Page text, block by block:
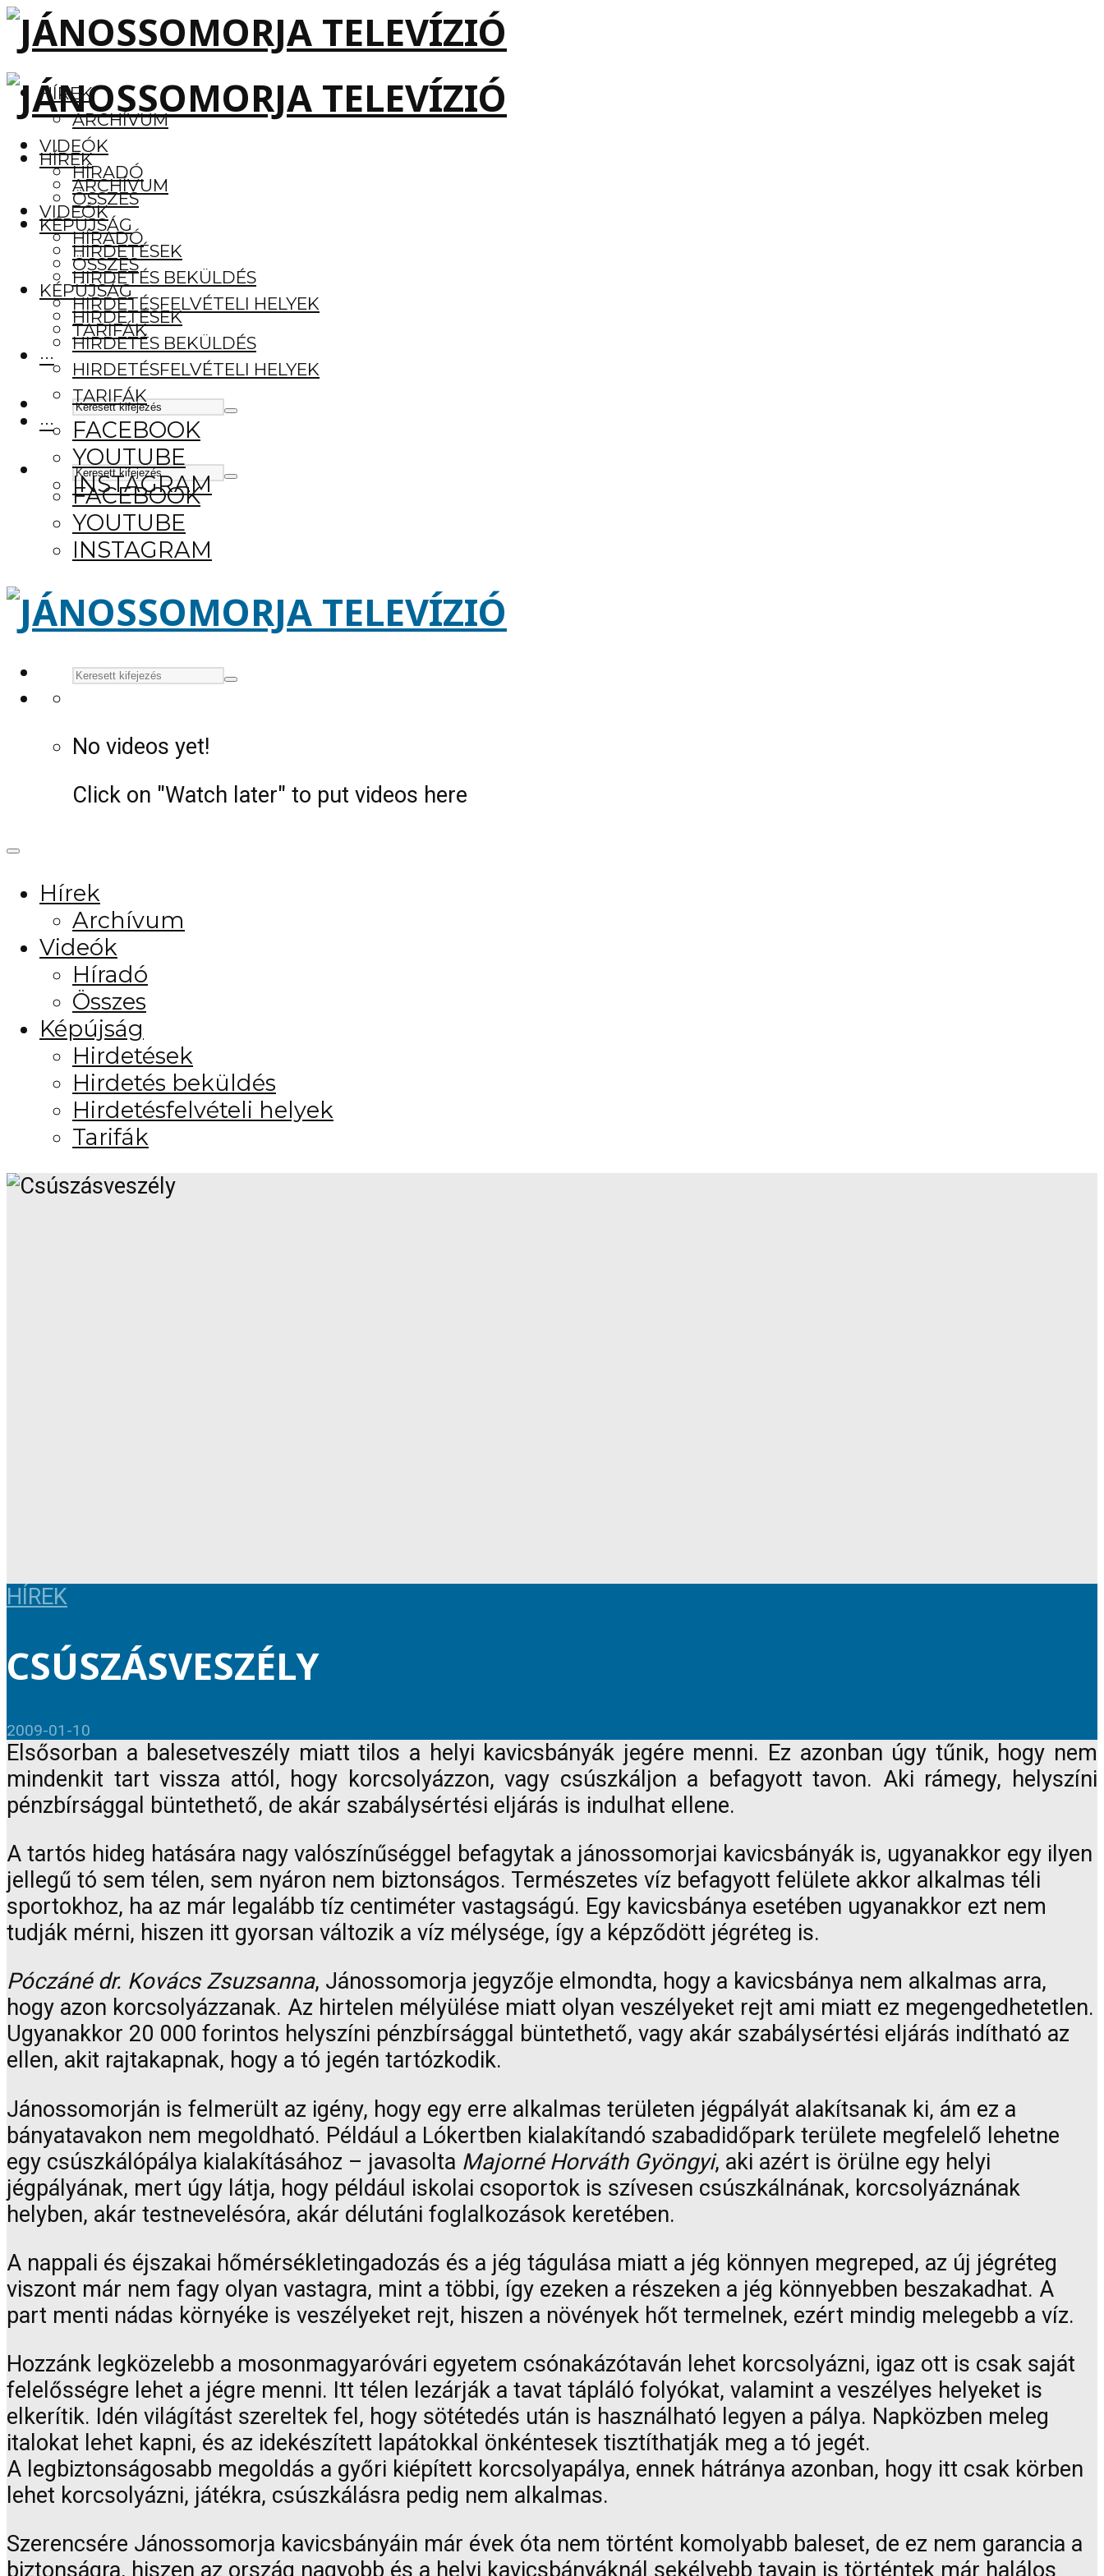
HÍREK
ARCHÍVUM
VIDEÓK
HÍRADÓ
ÖSSZES
KÉPÚJSÁG
HIRDETÉSEK
HIRDETÉS BEKÜLDÉS
HIRDETÉSFELVÉTELI HELYEK
TARIFÁK
···
FACEBOOK
YOUTUBE
INSTAGRAM
HÍREK
ARCHÍVUM
VIDEÓK
HÍRADÓ
ÖSSZES
KÉPÚJSÁG
HIRDETÉSEK
HIRDETÉS BEKÜLDÉS
HIRDETÉSFELVÉTELI HELYEK
TARIFÁK
···
FACEBOOK
YOUTUBE
INSTAGRAM
No videos yet!
Click on "Watch later" to put videos here
Hírek
Archívum
Videók
Híradó
Összes
Képújság
Hirdetések
Hirdetés beküldés
Hirdetésfelvételi helyek
Tarifák
HÍREK
CSÚSZÁSVESZÉLY
2009-01-10
Elsősorban a balesetveszély miatt tilos a helyi kavicsbányák jegére menni. Ez azonban úgy tűnik, hogy nem
mindenkit tart vissza attól, hogy korcsolyázzon, vagy csúszkáljon a befagyott tavon. Aki rámegy, helyszíni
pénzbírsággal büntethető, de akár szabálysértési eljárás is indulhat ellene.
A tartós hideg hatására nagy valószínűséggel befagytak a jánossomorjai kavicsbányák is, ugyanakkor egy ilyen
jellegű tó sem télen, sem nyáron nem biztonságos. Természetes víz befagyott felülete akkor alkalmas téli
sportokhoz, ha az már legalább tíz centiméter vastagságú. Egy kavicsbánya esetében ugyanakkor ezt nem
tudják mérni, hiszen itt gyorsan változik a víz mélysége, így a képződött jégréteg is.
Póczáné dr. Kovács Zsuzsanna, Jánossomorja jegyzője elmondta, hogy a kavicsbánya nem alkalmas arra,
hogy azon korcsolyázzanak. Az hirtelen mélyülése miatt olyan veszélyeket rejt ami miatt ez megengedhetetlen.
Ugyanakkor 20 000 forintos helyszíni pénzbírsággal büntethető, vagy akár szabálysértési eljárás indítható az
ellen, akit rajtakapnak, hogy a tó jegén tartózkodik.
Jánossomorján is felmerült az igény, hogy egy erre alkalmas területen jégpályát alakítsanak ki, ám ez a
bányatavakon nem megoldható. Például a Lókertben kialakítandó szabadidőpark területe megfelelő lehetne
egy csúszkálópálya kialakításához – javasolta Majorné Horváth Gyöngyi, aki azért is örülne egy helyi
jégpályának, mert úgy látja, hogy például iskolai csoportok is szívesen csúszkálnának, korcsolyáznának
helyben, akár testnevelésóra, akár délutáni foglalkozások keretében.
A nappali és éjszakai hőmérsékletingadozás és a jég tágulása miatt a jég könnyen megreped, az új jégréteg
viszont már nem fagy olyan vastagra, mint a többi, így ezeken a részeken a jég könnyebben beszakadhat. A
part menti nádas környéke is veszélyeket rejt, hiszen a növények hőt termelnek, ezért mindig melegebb a víz.
Hozzánk legközelebb a mosonmagyaróvári egyetem csónakázótaván lehet korcsolyázni, igaz ott is csak saját
felelősségre lehet a jégre menni. Itt télen lezárják a tavat tápláló folyókat, valamint a veszélyes helyeket is
elkerítik. Idén világítást szereltek fel, hogy sötétedés után is használható legyen a pálya. Napközben meleg
italokat lehet kapni, és az idekészített lapátokkal önkéntesek tisztíthatják meg a tó jegét.
A legbiztonságosabb megoldás a győri kiépített korcsolyapálya, ennek hátránya azonban, hogy itt csak körben
lehet korcsolyázni, játékra, csúszkálásra pedig nem alkalmas.
Szerencsére Jánossomorja kavicsbányáin már évek óta nem történt komolyabb baleset, de ez nem garancia a
biztonságra, hiszen az ország nagyobb és a helyi kavicsbányáknál sekélyebb tavain is történtek már halálos